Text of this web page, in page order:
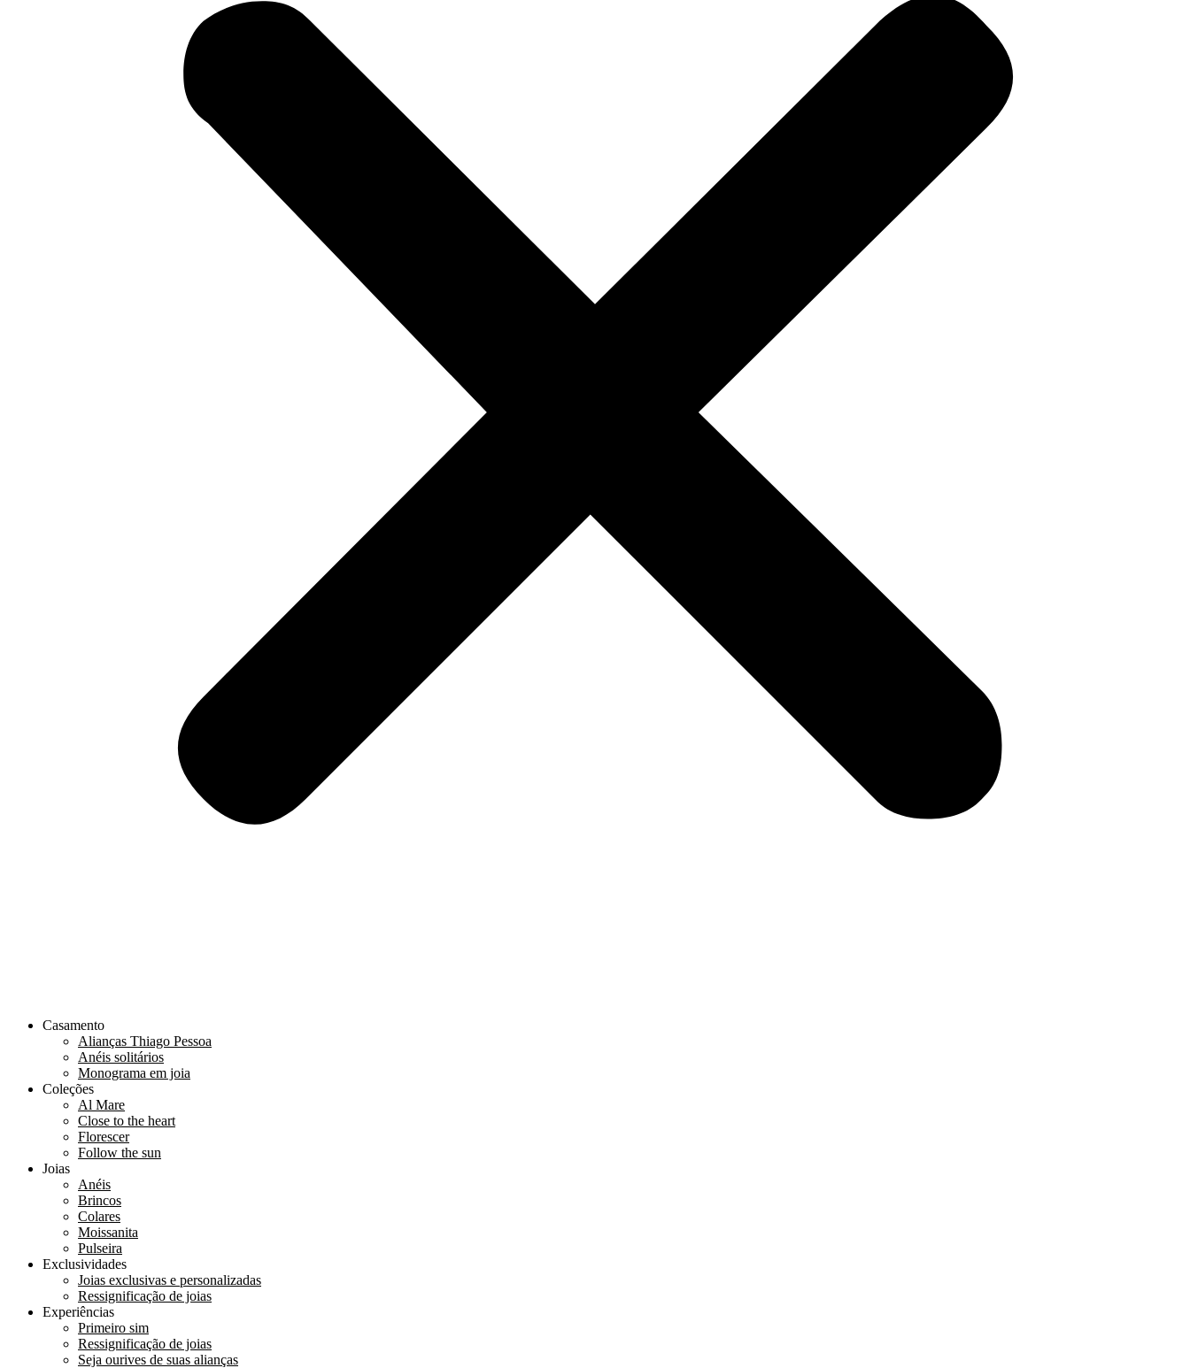
Casamento
Alianças Thiago Pessoa
Anéis solitários
Monograma em joia
Coleções
Al Mare
Close to the heart
Florescer
Follow the sun
Joias
Anéis
Brincos
Colares
Moissanita
Pulseira
Exclusividades
Joias exclusivas e personalizadas
Ressignificação de joias
Experiências
Primeiro sim
Ressignificação de joias
Seja ourives de suas alianças